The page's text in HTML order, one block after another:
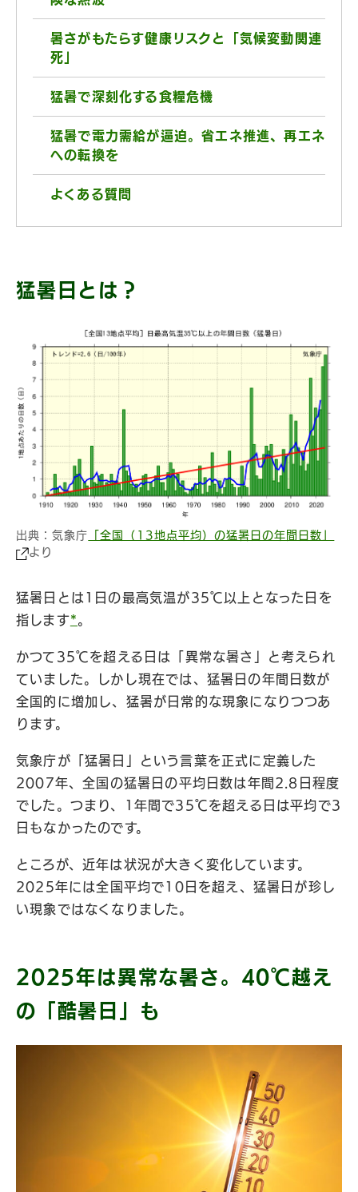
暑さがもたらす健康リスクと「気候変動関連
死」
猛暑で深刻化する食糧危機
猛暑で電力需給が逼迫。省エネ推進、再エネ
への転換を
よくある質問
猛暑日とは？
出典：気象庁 「全国（13地点平均）の猛暑日の年間日数」
より
猛暑日とは1日の最高気温が35℃以上となった日を
指します*。
かつて35℃を超える日は「異常な暑さ」と考えられ
ていました。しかし現在では、猛暑日の年間日数が
全国的に増加し、猛暑が日常的な現象になりつつあ
ります。
気象庁が「猛暑日」という言葉を正式に定義した
2007年、全国の猛暑日の平均日数は年間2.8日程度
でした。つまり、1年間で35℃を超える日は平均で3
日もなかったのです。
ところが、近年は状況が大きく変化しています。
2025年には全国平均で10日を超え、猛暑日が珍し
い現象ではなくなりました。
2025年は異常な暑さ。40℃越え
の「酷暑日」も